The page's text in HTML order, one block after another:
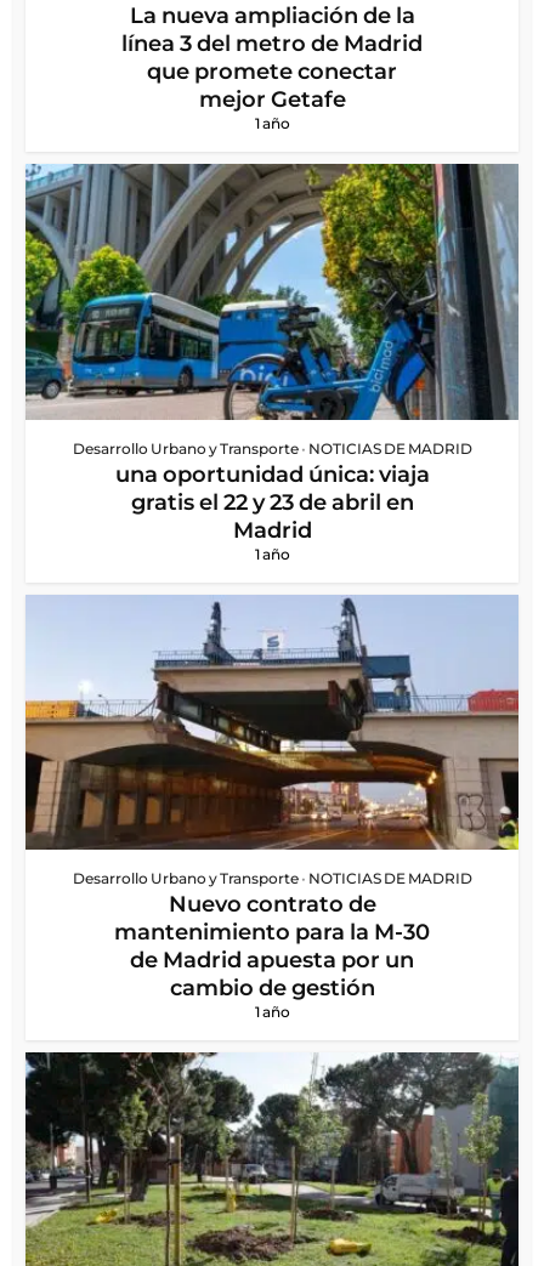
La nueva ampliación de la
línea 3 del metro de Madrid
que promete conectar
mejor Getafe
1 año
Desarrollo Urbano y Transporte • NOTICIAS DE MADRID
una oportunidad única: viaja
gratis el 22 y 23 de abril en
Madrid
1 año
Desarrollo Urbano y Transporte • NOTICIAS DE MADRID
Nuevo contrato de
mantenimiento para la M-30
de Madrid apuesta por un
cambio de gestión
1 año